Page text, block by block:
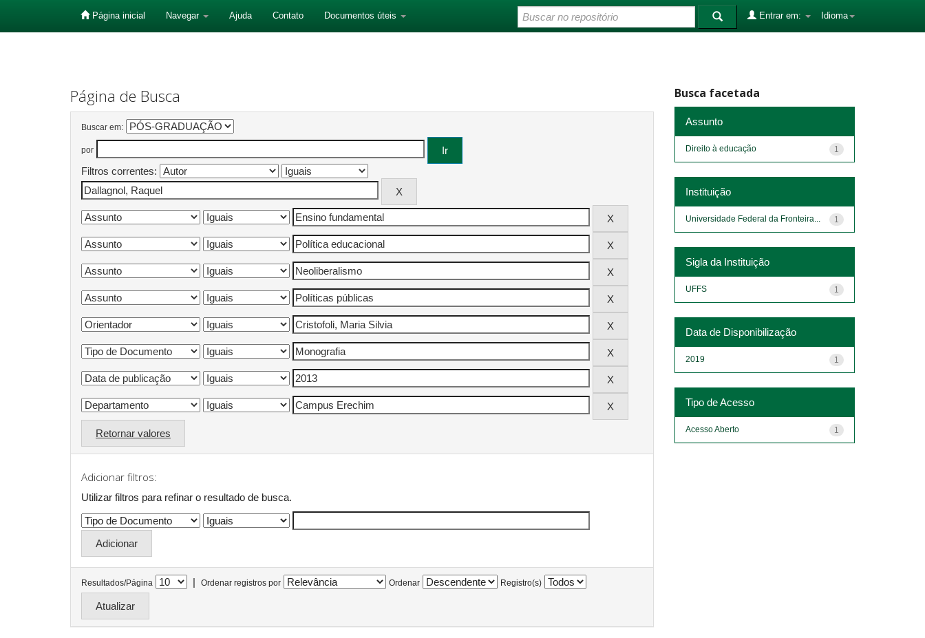
Página inicial Navegar Ajuda Contato Documentos úteis Idioma
Entrar em:
Página de Busca
Buscar em:
por
Filtros correntes:
Retornar valores
Adicionar filtros:
Utilizar filtros para refinar o resultado de busca.
Resultados/Página | Ordenar registros por Ordenar Registro(s)
Busca facetada
Assunto
1
Direito à educação
Instituição
1
Universidade Federal da Fronteira...
Sigla da Instituição
1
UFFS
Data de Disponibilização
1
2019
Tipo de Acesso
1
Acesso Aberto